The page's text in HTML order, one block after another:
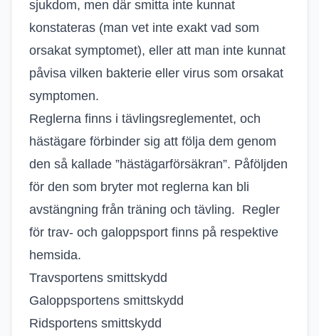
sjukdom, men där smitta inte kunnat
konstateras (man vet inte exakt vad som
orsakat symptomet), eller att man inte kunnat
påvisa vilken bakterie eller virus som orsakat
symptomen.
Reglerna finns i tävlingsreglementet, och
hästägare förbinder sig att följa dem genom
den så kallade ”hästägarförsäkran”. Påföljden
för den som bryter mot reglerna kan bli
avstängning från träning och tävling. Regler
för trav- och galoppsport finns på respektive
hemsida.
Travsportens smittskydd
Galoppsportens smittskydd
Ridsportens smittskydd